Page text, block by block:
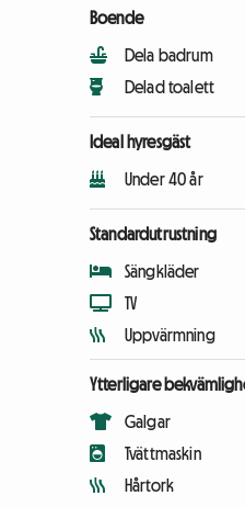
Boende
Dela badrum
Delad toalett
Ideal hyresgäst
Under 40 år
Standardutrustning
Sängkläder
TV
Uppvärmning
Ytterligare
Galgar
Tvättmaskin
Hårtork